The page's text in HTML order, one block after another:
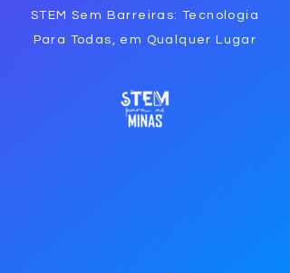
STEM Sem Barreiras: Tecnologia
Para Todas, em Qualquer Lugar